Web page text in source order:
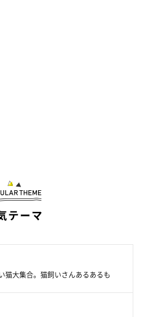
テーマ
猫大集合。猫飼いさんあるあるも